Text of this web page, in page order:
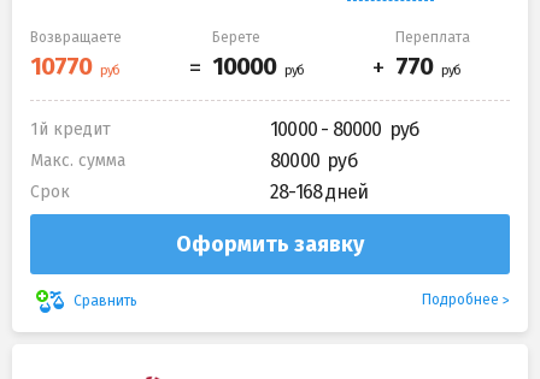
Возвращаете Берете Переплата
1й кредит 10000 - 80000
Макс. сумма 80000
Срок 28-168 дней
Оформить заявку
Сравнить Подробнее